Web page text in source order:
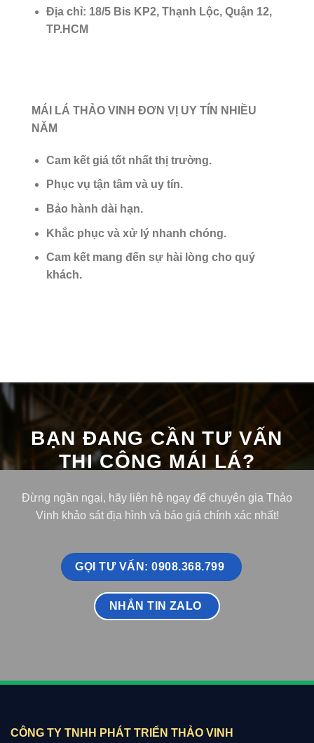
Địa chỉ: 18/5 Bis KP2, Thạnh Lộc, Quận 12,
TP.HCM
MÁI LÁ THẢO VINH ĐƠN VỊ UY TÍN NHIỀU
NĂM
Cam kết giá tốt nhất thị trường.
Phục vụ tận tâm và uy tín.
Bảo hành dài hạn.
Khắc phục và xử lý nhanh chóng.
Cam kết mang đến sự hài lòng cho quý
khách.
BẠN ĐANG CẦN TƯ VẤN
THI CÔNG MÁI LÁ?
Đừng ngần ngại, hãy liên hệ ngay để chuyên gia Thảo
Vinh khảo sát địa hình và báo giá chính xác nhất!
GỌI TƯ VẤN: 0908.368.799
NHẮN TIN ZALO
CÔNG TY TNHH PHÁT TRIỂN THẢO VINH